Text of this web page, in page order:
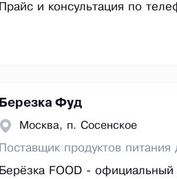
Прайс и консультация по
Березка Фуд
Москва, п. Сосенское
Поставщик продуктов
Берёзка FOOD -